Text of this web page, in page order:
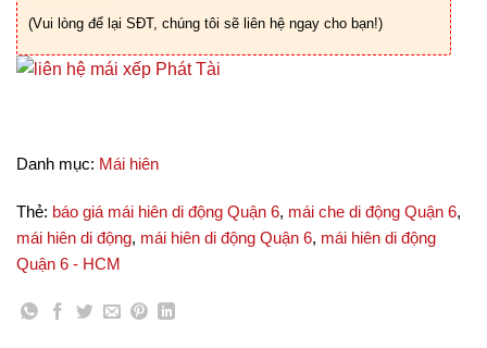
(Vui lòng để lại SĐT, chúng tôi sẽ liên hệ ngay cho bạn!)
Danh mục: Mái hiên
Thẻ: báo giá mái hiên di động Quận 6, mái che di động Quận 6,
mái hiên di động, mái hiên di động Quận 6, mái hiên di động
Quận 6 - HCM